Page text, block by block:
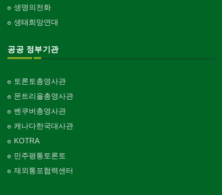
생명의전화
생태희망연대
공공 정부기관
토론토총영사관
몬트리올총영사관
벤쿠버총영사관
캐나다한국대사관
KOTRA
민주평통토론토
재외통포협력센터